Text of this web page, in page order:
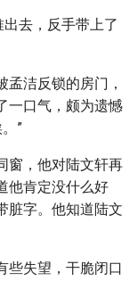
去，反手带上了
洁反锁的房门，
一口气，颇为遗憾
”
窗，他对陆文轩再
他肯定没什么好
脏字。他知道陆文
些失望，干脆闭口